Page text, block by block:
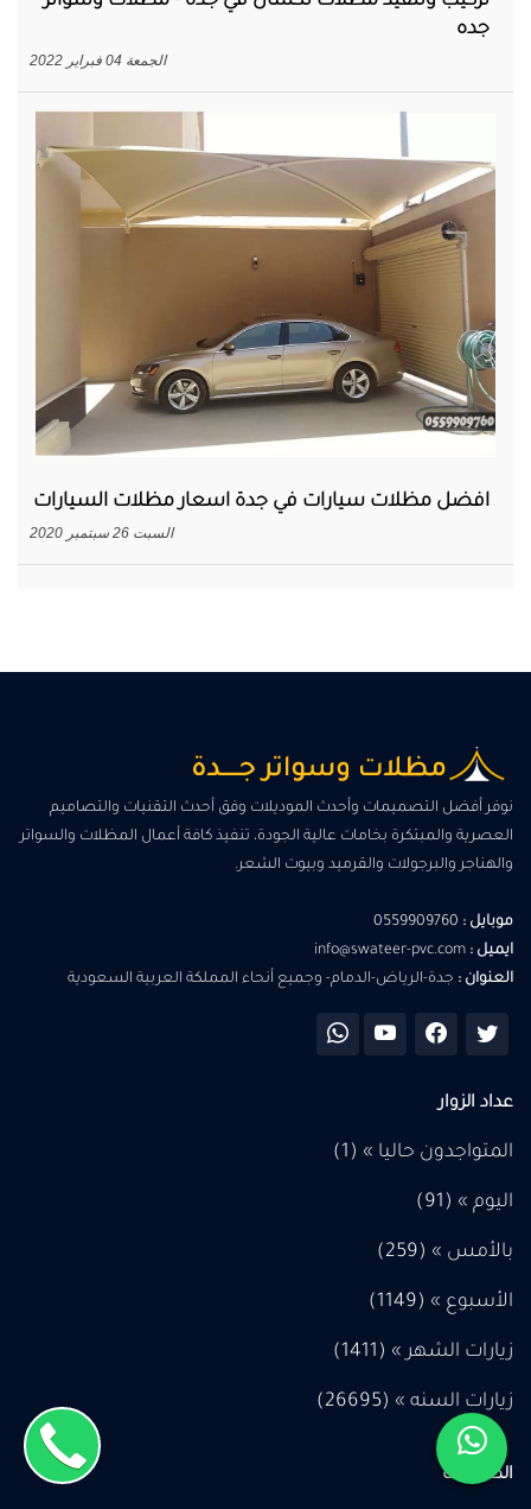
جده
الجمعة 04 فبراير 2022
افضل مظلات سيارات في جدة اسعار مظلات السيارات
السبت 26 سبتمبر 2020
نوفر أفضل التصميمات وأحدث الموديلات وفق أحدث التقنيات والتصاميم
العصرية والمبتكرة بخامات عالية الجودة، تنفيذ كافة أعمال المظلات والسواتر
والهناجر والبرجولات والقرميد وبيوت الشعر.
موبايل : 0559909760
ايميل :
العنوان : جدة-الرياض-الدمام- وجميع أنحاء المملكة العربية السعودية
عداد الزوار
المتواجدون حاليا » (1)
اليوم » ( 91
)
بالأمس » (259
)
الأسبوع » (1149
)
زيارات الشهر » ( 1411
)
زيارات السنه » (26695
)
الصفحات